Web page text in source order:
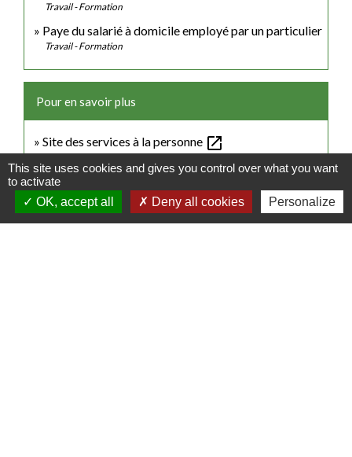
Travail - Formation
Paye du salarié à domicile employé par un particulier
Travail - Formation
Pour en savoir plus
Site des services à la personne open_in_new
Site officiel du particulier employeur et du salarié
Urssaf Caisse nationale (ex-Acoss)
Urssaf service Pajemploiopen_in_new
This site uses cookies and gives you control over what you want
to activate
OK, accept all
Deny all cookies Personalize